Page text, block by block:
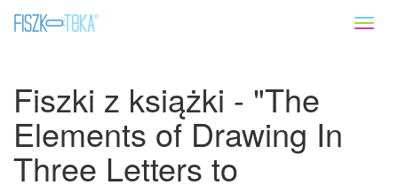
Fiszki z książki - "The
Elements of Drawing In
Three Letters to